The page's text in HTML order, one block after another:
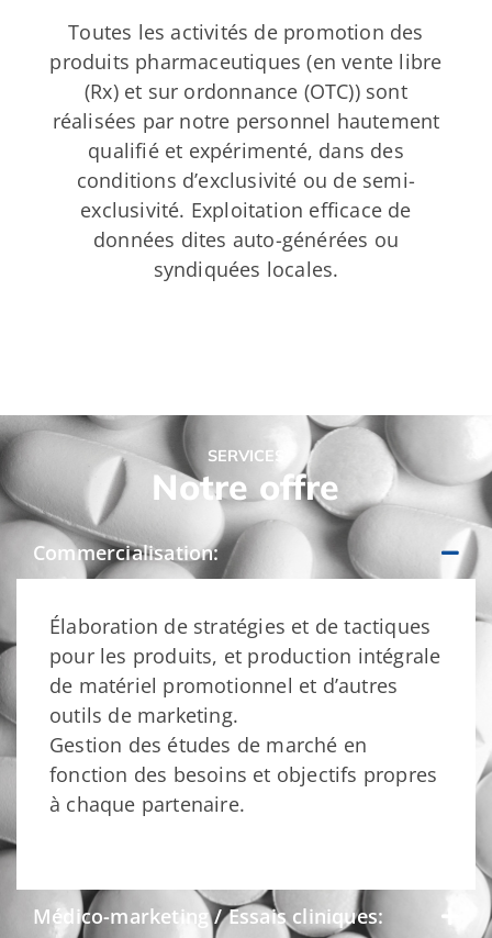
Toutes les activités de promotion des
produits pharmaceutiques (en vente libre
(Rx) et sur ordonnance (OTC)) sont
réalisées par notre personnel hautement
qualifié et expérimenté, dans des
conditions d’exclusivité ou de semi-
exclusivité. Exploitation efficace de
données dites auto-générées ou
syndiquées locales.
SERVICES
Notre offre
Commercialisation:
Élaboration de stratégies et de tactiques
pour les produits, et production intégrale
de matériel promotionnel et d’autres
outils de marketing.
Gestion des études de marché en
fonction des besoins et objectifs propres
à chaque partenaire.
Médico-marketing / Essais cliniques: